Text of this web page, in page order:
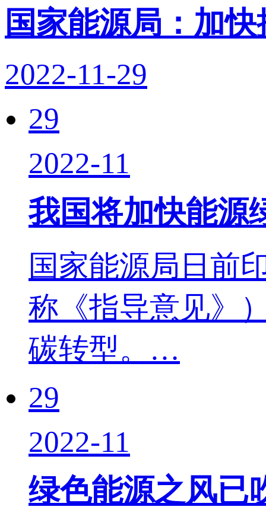
国家能源局：加
2022-11-29
29
2022-11
我国将加快能源
国家能源局日前
称《指导意见》
碳转型。…
29
2022-11
绿色能源之风已